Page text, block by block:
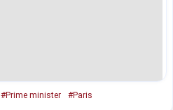
#Prime minister #Paris